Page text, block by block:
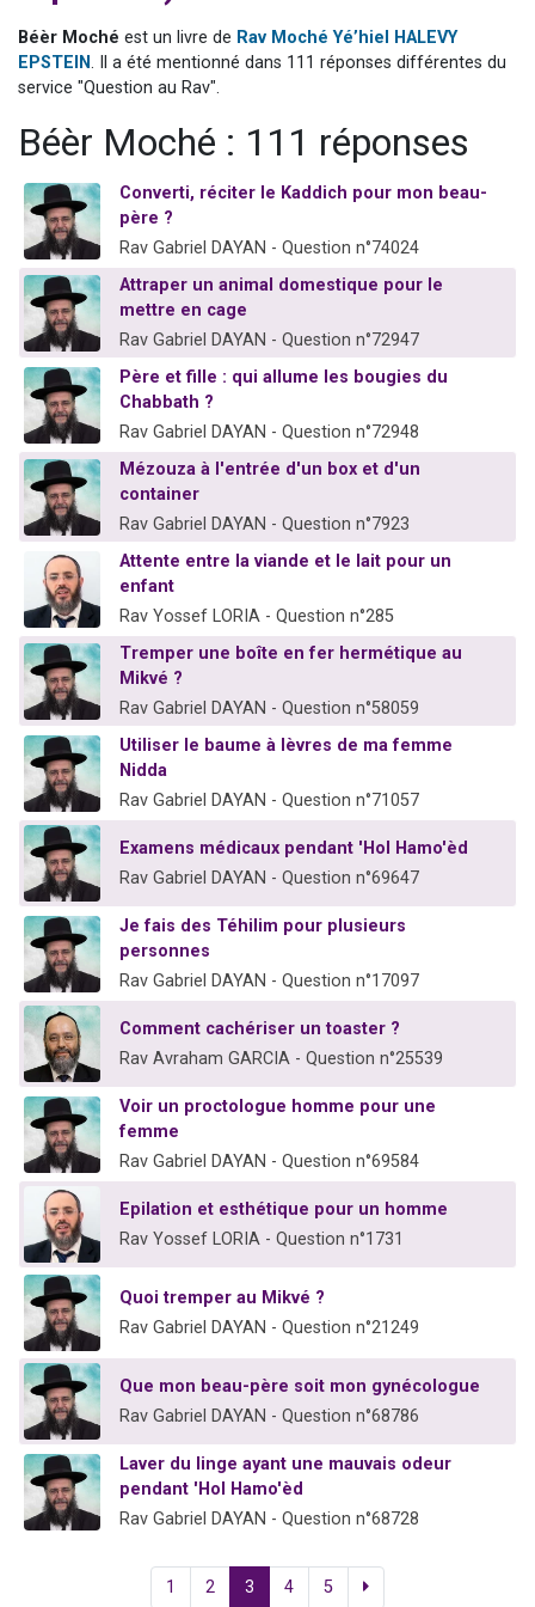
61 personnes viennent de demander une bénédiction
Ariel vient de donner son Maasser
Il reste 49 places pour étudier en groupe sur Zoom
Eva vient de donner son Maasser
Béèr Moché est un livre de Rav Moché Yé’hiel HALEVY
EPSTEIN. Il a été mentionné dans 111 réponses différentes du
service "Question au Rav".
Béèr Moché : 111 réponses
Converti, réciter le Kaddich pour mon beau-
père ?
Rav Gabriel DAYAN - Question n°74024
Attraper un animal domestique pour le
mettre en cage
Rav Gabriel DAYAN - Question n°72947
Père et fille : qui allume les bougies du
Chabbath ?
Rav Gabriel DAYAN - Question n°72948
Mézouza à l'entrée d'un box et d'un
container
Rav Gabriel DAYAN - Question n°7923
Attente entre la viande et le lait pour un
enfant
Rav Yossef LORIA - Question n°285
Tremper une boîte en fer hermétique au
Mikvé ?
Rav Gabriel DAYAN - Question n°58059
Utiliser le baume à lèvres de ma femme
Nidda
Rav Gabriel DAYAN - Question n°71057
Examens médicaux pendant 'Hol Hamo'èd
Rav Gabriel DAYAN - Question n°69647
Je fais des Téhilim pour plusieurs
personnes
Rav Gabriel DAYAN - Question n°17097
Comment cachériser un toaster ?
Rav Avraham GARCIA - Question n°25539
Voir un proctologue homme pour une
femme
Rav Gabriel DAYAN - Question n°69584
Epilation et esthétique pour un homme
Rav Yossef LORIA - Question n°1731
Quoi tremper au Mikvé ?
Rav Gabriel DAYAN - Question n°21249
Que mon beau-père soit mon gynécologue
Rav Gabriel DAYAN - Question n°68786
Laver du linge ayant une mauvais odeur
pendant 'Hol Hamo'èd
Rav Gabriel DAYAN - Question n°68728
1 2 3 4 5